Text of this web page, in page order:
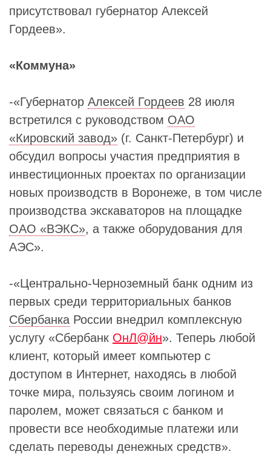
присутствовал губернатор Алексей
Гордеев».
«Коммуна»
-«Губернатор Алексей Гордеев 28 июля
встретился с руководством ОАО
«Кировский завод» (г. Санкт-Петербург) и
обсудил вопросы участия предприятия в
инвестиционных проектах по организации
новых производств в Воронеже, в том числе
производства экскаваторов на площадке
ОАО «ВЭКС», а также оборудования для
АЭС».
-«Центрально-Черноземный банк одним из
первых среди территориальных банков
Сбербанка России внедрил комплексную
услугу «Сбербанк ОнЛ@йн». Теперь любой
клиент, который имеет компьютер с
доступом в Интернет, находясь в любой
точке мира, пользуясь своим логином и
паролем, может связаться с банком и
провести все необходимые платежи или
сделать переводы денежных средств».